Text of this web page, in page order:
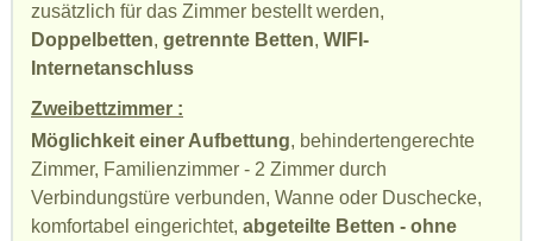
zusätzlich für das Zimmer bestellt werden,
Doppelbetten, getrennte Betten, WIFI-
Internetanschluss
Zweibettzimmer :
Möglichkeit einer Aufbettung, behindertengerechte
Zimmer, Familienzimmer - 2 Zimmer durch
Verbindungstüre verbunden, Wanne oder Duschecke,
komfortabel eingerichtet, abgeteilte Betten - ohne